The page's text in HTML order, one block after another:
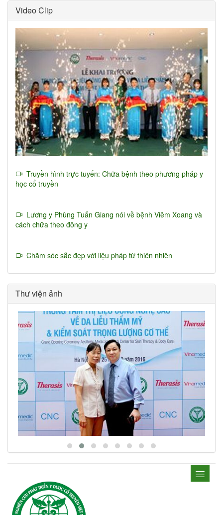
Video Clip
Truyền hình trực tuyến: Chữa bệnh theo phương pháp y
học cổ truyền
Lương y Phùng Tuấn Giang nói về bệnh Viêm Xoang và
cách chữa theo đông y
Chăm sóc sắc đẹp với liệu pháp từ thiên nhiên
Thư viện ảnh